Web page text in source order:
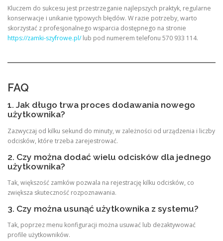
Kluczem do sukcesu jest przestrzeganie najlepszych praktyk, regularne
konserwacje i unikanie typowych błędów. W razie potrzeby, warto
skorzystać z profesjonalnego wsparcia dostępnego na stronie
https://zamki-szyfrowe.pl/lub pod numerem telefonu 570 933 114.
FAQ
1. Jak długo trwa proces dodawania nowego
użytkownika?
Zazwyczaj od kilku sekund do minuty, w zależności od urządzenia i liczby
odcisków, które trzeba zarejestrować.
2. Czy można dodać wielu odcisków dla jednego
użytkownika?
Tak, większość zamków pozwala na rejestrację kilku odcisków, co
zwiększa skuteczność rozpoznawania.
3. Czy można usunąć użytkownika z systemu?
Tak, poprzez menu konfiguracji można usuwać lub dezaktywować
profile użytkowników.